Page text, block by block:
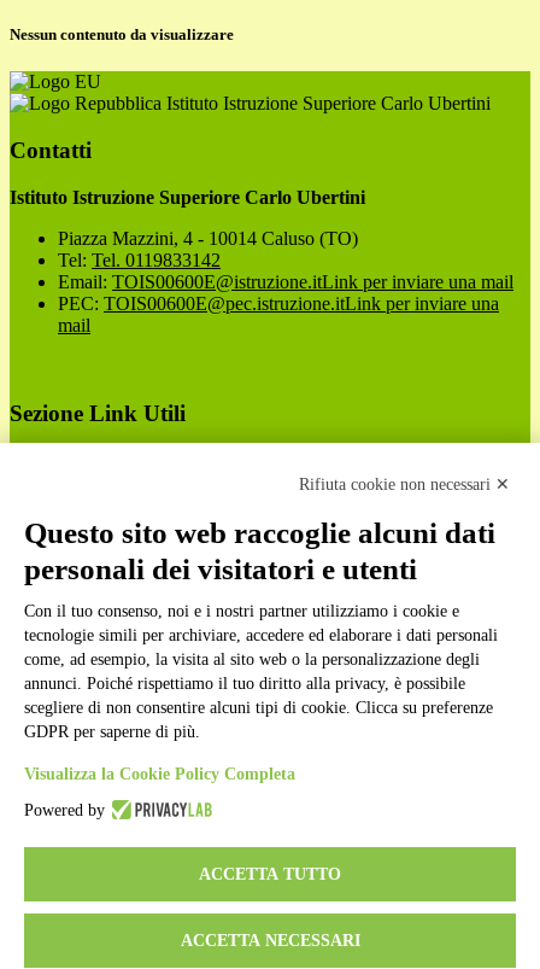
Nessun contenuto da visualizzare
Istituto Istruzione Superiore Carlo Ubertini
Contatti
Istituto Istruzione Superiore Carlo Ubertini
Piazza Mazzini, 4 - 10014 Caluso (TO)
Tel: Tel. 0119833142
Email: TOIS00600E@istruzione.itLink per inviare una mail
PEC: TOIS00600E@pec.istruzione.itLink per inviare una
mail
Sezione Link Utili
Ufficio Relazioni con il Pubblico
Dichiarazione di accessibilità
Obiettivi di accessibilità
Gestione consensi cookie
Amministrazione trasparente
Pagina visualizzata
285620volte
Sezione Copyright
Copyright 2026 | Engineered and powered by Gruppo Spaggiari
Parma S.p.A. | Divisione Publishing & New Social Media
Rifiuta cookie non necessari ✕
Questo sito web raccoglie alcuni dati
personali dei visitatori e utenti
Con il tuo consenso, noi e i nostri partner utilizziamo i cookie e
tecnologie simili per archiviare, accedere ed elaborare i dati personali
come, ad esempio, la visita al sito web o la personalizzazione degli
annunci. Poiché rispettiamo il tuo diritto alla privacy, è possibile
scegliere di non consentire alcuni tipi di cookie. Clicca su preferenze
GDPR per saperne di più.
Visualizza la Cookie Policy Completa
Powered by
ACCETTA TUTTO
ACCETTA NECESSARI